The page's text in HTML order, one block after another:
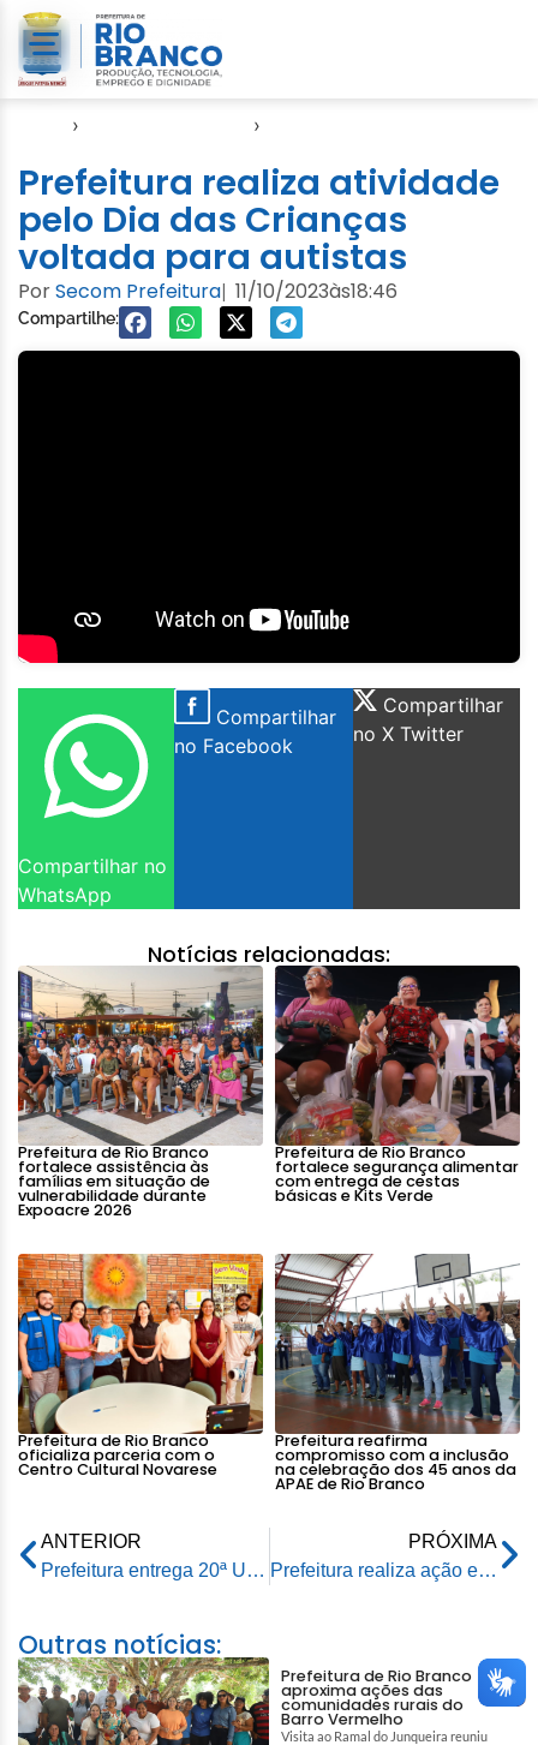
› ›
Prefeitura realiza atividade
pelo Dia das Crianças
voltada para autistas
PorSecom Prefeitura| 11/10/2023às18:46
Compartilhe:
Compartilhar no
WhatsApp
Compartilhar
no Facebook
Compartilhar
no X Twitter
Notícias relacionadas:
Prefeitura de Rio Branco
fortalece assistência às
famílias em situação de
vulnerabilidade durante
Expoacre 2026
Prefeitura de Rio Branco
fortalece segurança alimentar
com entrega de cestas
básicas e Kits Verde
Prefeitura de Rio Branco
oficializa parceria com o
Centro Cultural Novarese
Prefeitura reafirma
compromisso com a inclusão
na celebração dos 45 anos da
APAE de Rio Branco
ANTERIOR
Prefeitura entrega 20ª Unidade de Saúde da Família totalmente reformada
PRÓXIMA
Prefeitura realiza ação especial em alusão ao Dia das Crianças no Cras Rui Lino
Outras notícias:
Prefeitura de Rio Branco
aproxima ações das
comunidades rurais do
Barro Vermelho
Visita ao Ramal do Junqueira reuniu